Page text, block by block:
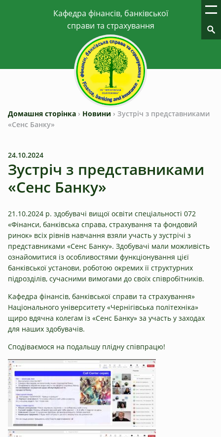
Домашня сторінка › Новини › Зустріч з представниками
«Сенс Банку»
24.10.2024
Зустріч з представниками
«Сенс Банку»
21.10.2024 р. здобувачі вищої освіти спеціальності 072
«Фінанси, банківська справа, страхування та фондовий
ринок» всіх рівнів навчання взяли участь у зустрічі з
представниками «Сенс Банку». Здобувачі мали можливість
ознайомитися із особливостями функціонування цієї
банківської установи, роботою окремих її структурних
підрозділів, сучасними вимогами до своїх співробітників.
Кафедра фінансів, банківської справи та страхування»
Національного університету «Чернігівська політехніка»
щиро вдячна колегам із «Сенс Банку» за участь у заходах
для наших здобувачів.
Сподіваємося на подальшу плідну співпрацю!